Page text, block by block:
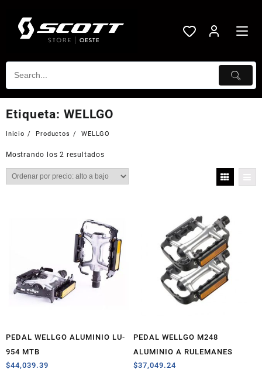
contenido
Etiqueta: WELLGO
Inicio Productos WELLGO
Mostrando los 2 resultados
PEDAL WELLGO ALUMINIO LU-
954 MTB
$44,039.39
PEDAL WELLGO M248
ALUMINIO A RULEMANES
$37,049.24